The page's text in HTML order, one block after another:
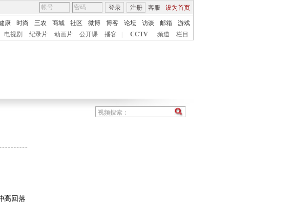
客服 设为首页
登录 注册
康 时尚 三农 商城 社区 微博 博客 论坛 访谈 邮箱
游戏
电视剧 纪录片 动画片 公开课 播客 CCTV 频道 栏目
高回落